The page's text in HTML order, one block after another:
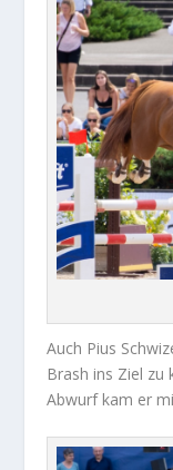
Auch Pius
Brash ins Ziel zu
Abwurf kam er